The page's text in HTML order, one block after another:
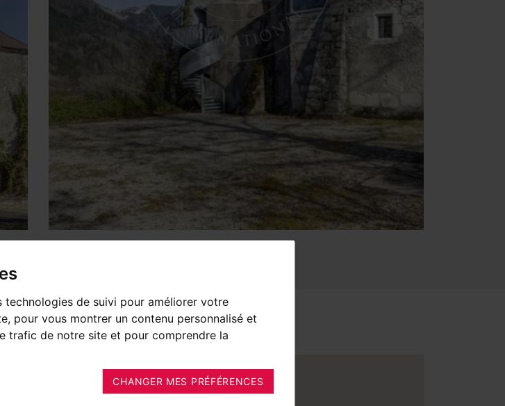
de suivi pour améliorer votre
pour vous montrer un contenu personnalisé et
trafic de notre site et pour comprendre la
CHANGER MES PRÉFÉRENCES